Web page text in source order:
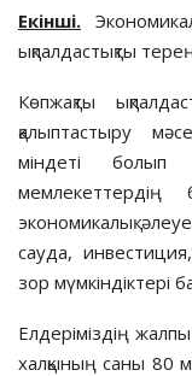
Екінші.
ықпал­дастықты
Көпжақты
қалыптастыру
міндеті болып
мемлекеттердің
экономикалық
сауда,
зор мүм­кін­діктері
Елдеріміздің
хал­қының саны 80